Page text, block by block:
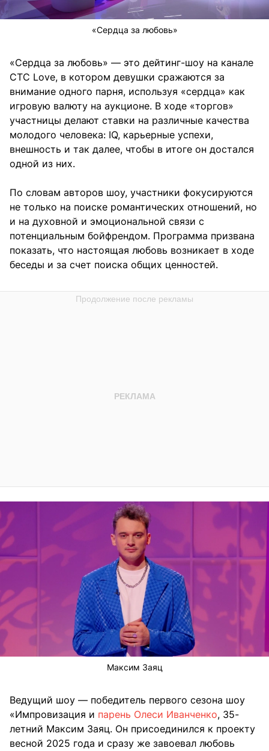
«Сердца за любовь»
«Сердца за любовь» — это дейтинг-шоу на канале
СТС Love, в котором девушки сражаются за
внимание одного парня, используя «сердца» как
игровую валюту на аукционе. В ходе «торгов»
участницы делают ставки на различные качества
молодого человека: IQ, карьерные успехи,
внешность и так далее, чтобы в итоге он достался
одной из них.
По словам авторов шоу, участники фокусируются
не только на поиске романтических отношений, но
и на духовной и эмоциональной связи с
потенциальным бойфрендом. Программа призвана
показать, что настоящая любовь возникает в ходе
беседы и за счет поиска общих ценностей.
Максим Заяц
Ведущий шоу — победитель первого сезона шоу
«Импровизация и парень Олеси Иванченко, 35-
летний Максим Заяц. Он присоединился к проекту
весной 2025 года и сразу же завоевал любовь